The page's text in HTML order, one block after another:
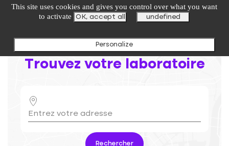
Trouvez votre laboratoire
Rechercher
undefined
This site uses cookies and gives you control over what you want
to activate
OK, accept all undefined
Personalize